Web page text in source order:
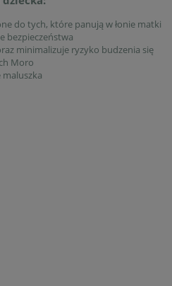
do tych, które panują w łonie matki
bezpieczeństwa
minimalizuje ryzyko budzenia się
Moro
maluszka